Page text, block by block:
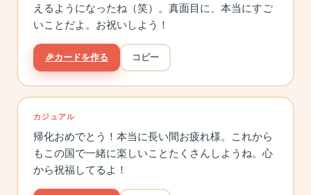
えるようになったね（笑）。真面目に、本当にすご
いことだよ。お祝いしよう！
🎉カードを作る コピー
カジュアル
帰化おめでとう！本当に長い間お疲れ様。これから
もこの国で一緒に楽しいことたくさんしようね。心
から祝福してるよ！